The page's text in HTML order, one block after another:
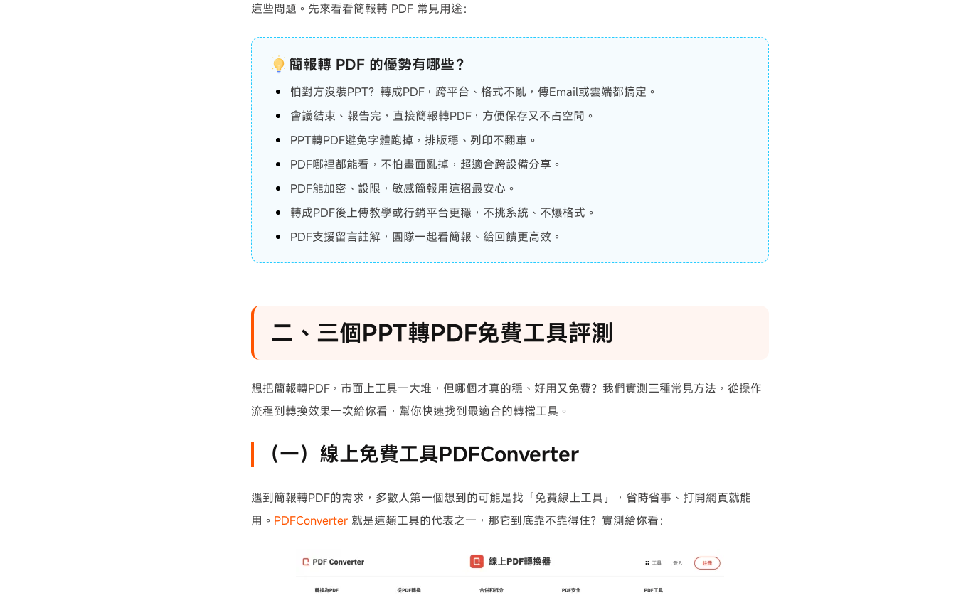
這些問題。先來看看簡報轉 PDF 常見用途：
簡報轉 PDF 的優勢有哪些？
怕對方沒裝PPT？轉成PDF，跨平台、格式不亂，傳Email或雲端都搞定。
會議結束、報告完，直接簡報轉PDF，方便保存又不占空間。
PPT轉PDF避免字體跑掉，排版穩、列印不翻車。
PDF哪裡都能看，不怕畫面亂掉，超適合跨設備分享。
PDF能加密、設限，敏感簡報用這招最安心。
轉成PDF後上傳教學或行銷平台更穩，不挑系統、不爆格式。
PDF支援留言註解，團隊一起看簡報、給回饋更高效。
二、三個PPT轉PDF免費工具評測
想把簡報轉PDF，市面上工具一大堆，但哪個才真的穩、好用又免費？我們實測三種常見方法，從操作
流程到轉換效果一次給你看，幫你快速找到最適合的轉檔工具。
（一）線上免費工具PDFConverter
遇到簡報轉PDF的需求，多數人第一個想到的可能是找「免費線上工具」，省時省事、打開網頁就能
用。 PDFConverter 就是這類工具的代表之一，那它到底靠不靠得住？實測給你看：